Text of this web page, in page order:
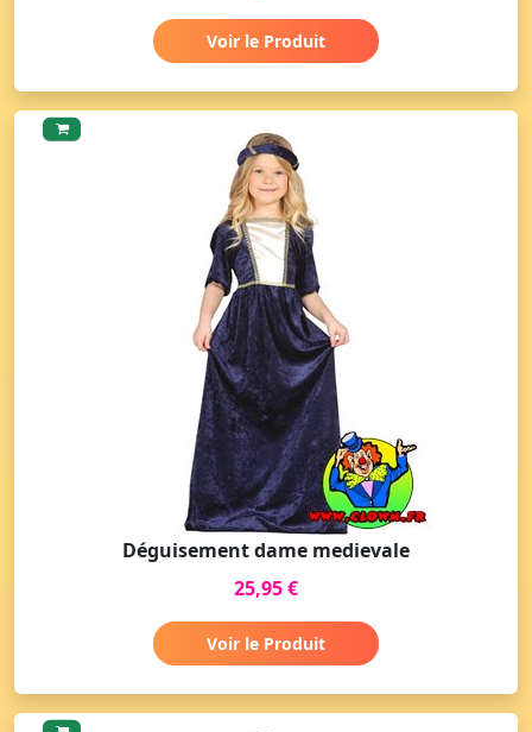
Voir le Produit
Déguisement dame medievale
25,95 €
Voir le Produit